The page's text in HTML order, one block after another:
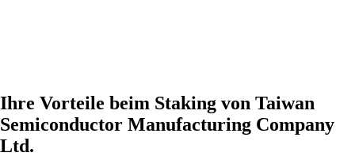
Ihre Vorteile beim Staking von Taiwan
Semiconductor Manufacturing Company
Ltd.